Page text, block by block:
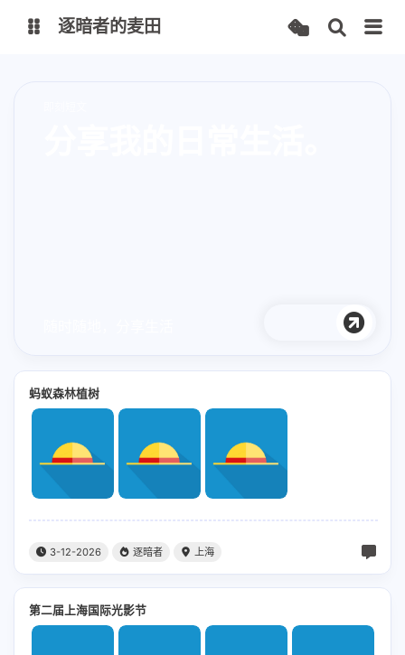
逐暗者的麦田
蚂蚁森林植树
3-12-2026 逐暗者 上海
第二届上海国际光影节